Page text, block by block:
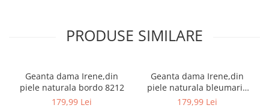
PRODUSE SIMILARE
Geanta dama Irene,din
piele naturala bordo 8212
179,99 Lei
Geanta dama Irene,din
piele naturala bleumarin
8212
179,99 Lei